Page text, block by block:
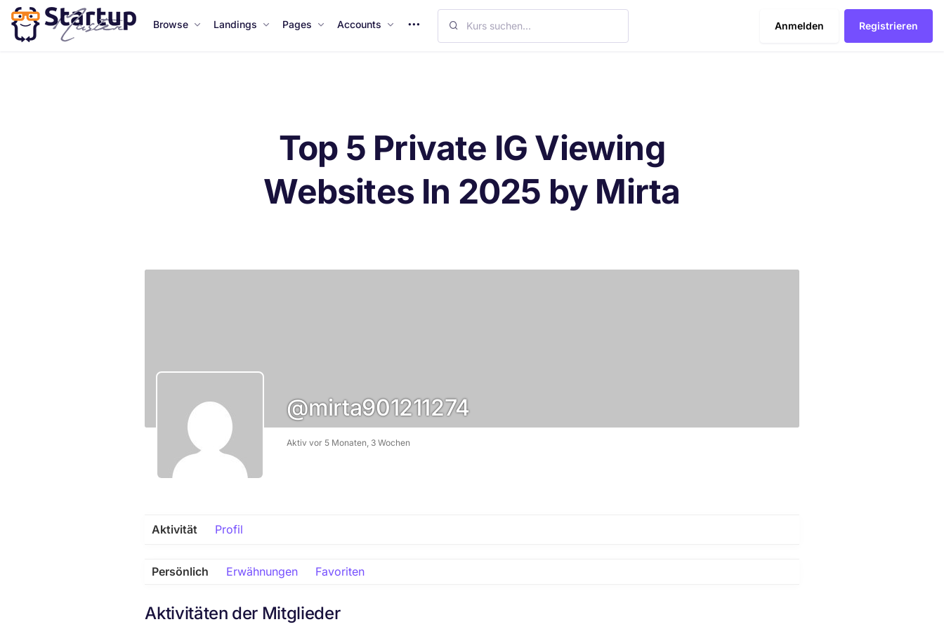
Browse Landings Pages Accounts
m
s
Anmelden Registrieren
Top 5 Private IG Viewing
Websites In 2025 by Mirta
@mirta901211274
Aktiv vor 5 Monaten, 3 Wochen
Aktivität Profil
Persönlich Erwähnungen Favoriten
Aktivitäten der Mitglieder